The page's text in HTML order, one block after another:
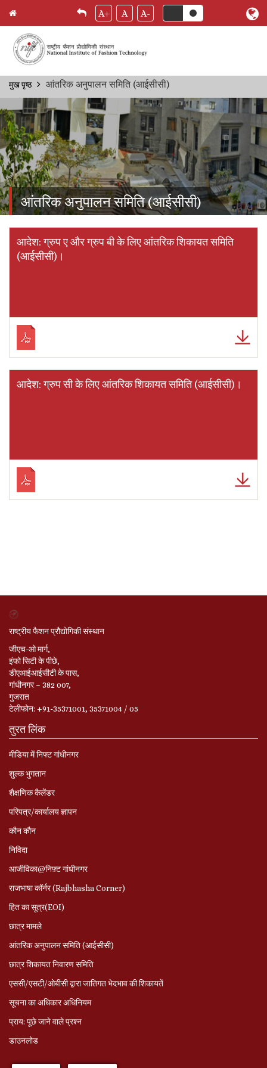
Skip
content
A+ A A-
Breadcrumb
मुख पृष्ठ आंतरिक अनुपालन समिति (आईसीसी)
आंतरिक अनुपालन समिति (आईसीसी)
आदेश: ग्रुप ए और ग्रुप बी के लिए आंतरिक शिकायत समिति
(आईसीसी)।
आदेश: ग्रुप सी के लिए आंतरिक शिकायत समिति (आईसीसी)।
राष्ट्रीय फैशन प्रौद्योगिकी संस्थान
जीएच-ओ मार्ग,
इंफो सिटी के पीछे,
डीएआईआईसीटी के पास,
गांधीनगर – 382 007,
गुजरात
टेलीफोन: +91-35371001, 35371004 / 05
तुरत लिंक
मीडिया में निफ्ट गांधीनगर
शुल्क भुगतान
शैक्षणिक कैलेंडर
परिपत्र/कार्यालय ज्ञापन
कौन कौन
निविदा
आजीविका@निफ़्ट गांधीनगर
राजभाषा कॉर्नर (Rajbhasha Corner)
हित का सूत्र(EOI)
छात्र मामले
आंतरिक अनुपालन समिति (आईसीसी)
छात्र शिकायत निवारण समिति
एससी/एसटी/ओबीसी द्वारा जातिगत भेदभाव की शिकायतें
सूचना का अधिकार अधिनियम
प्राय: पूछे जाने वाले प्रश्‍न
डाउनलोड